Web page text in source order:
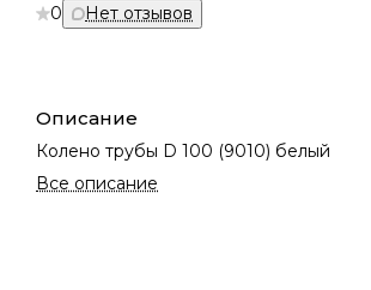
0 Нет отзывов
Описание
Колено трубы D 100 (9010) белый
Все описание